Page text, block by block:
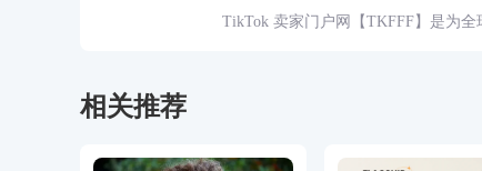
TikTok 卖家门户网【TKFFF】是为
相关推荐